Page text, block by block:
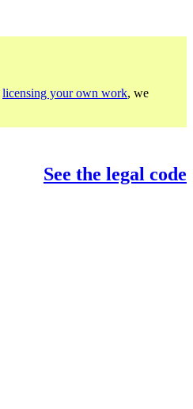
licensing your own work, we
See the legal code